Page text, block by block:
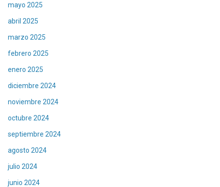
mayo 2025
abril 2025
marzo 2025
febrero 2025
enero 2025
diciembre 2024
noviembre 2024
octubre 2024
septiembre 2024
agosto 2024
julio 2024
junio 2024